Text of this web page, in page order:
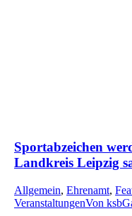
Sportabzeichen
Landkreis Leipzig
Allgemein, Ehrenamt,
VeranstaltungenVon